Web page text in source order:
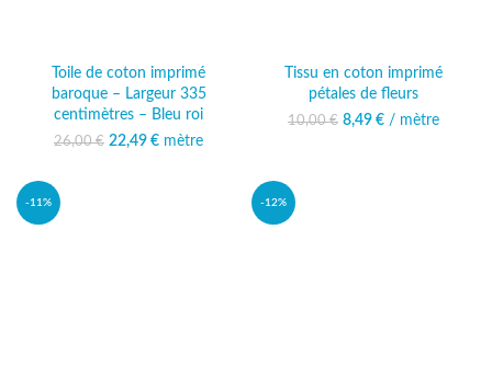
Toile de coton imprimé
baroque – Largeur 335
centimètres – Bleu roi
26,00€ Le prix initial était :
22,49 €
Le prix
mètre
Tissu en coton imprimé
pétales de fleurs
10,00€ Le prix initial était :
8,49 € Le prix actuel
/ mètre
-11% -12%